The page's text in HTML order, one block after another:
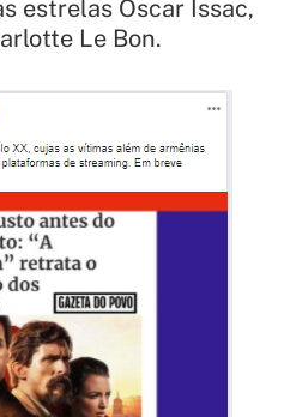
estrelas Oscar Issac,
Le Bon.